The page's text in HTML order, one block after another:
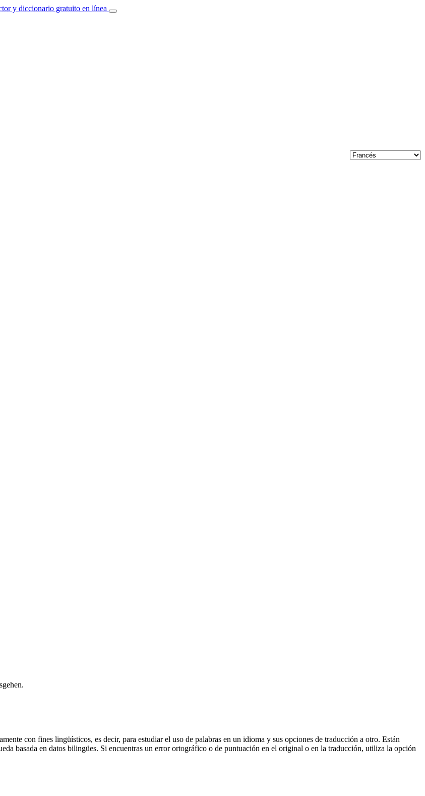
y diccionario gratuito en línea
con fines lingüísticos, es decir, para estudiar el uso de palabras en un idioma y sus opciones de traducción a otro. Están
basada en datos bilingües. Si encuentras un error ortográfico o de puntuación en el original o en la traducción, utiliza la opción